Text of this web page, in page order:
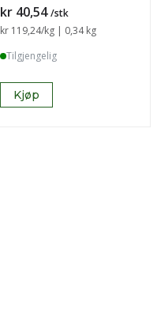
Pris
kr 40,54 /stk
Sammenligning pris
kr 119,24/kg | 0,34 kg
Tilgjengelig
Kjøp